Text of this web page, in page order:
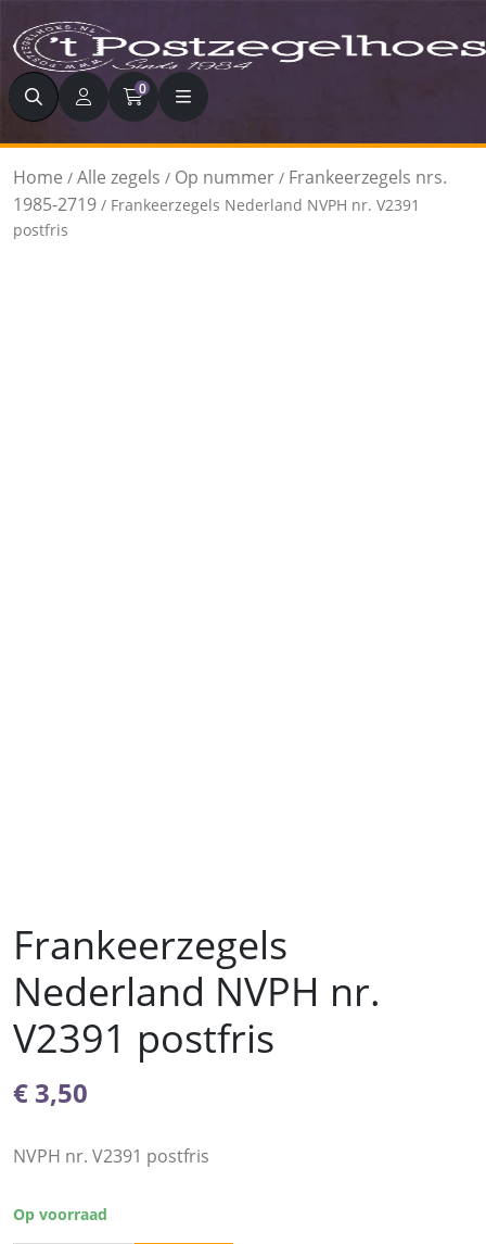
Zoeken 0
Home / Alle zegels / Op nummer / Frankeerzegels nrs.
1985-2719 / Frankeerzegels Nederland NVPH nr. V2391
postfris
Frankeerzegels
Nederland NVPH nr.
V2391 postfris
€ 3,50
NVPH nr. V2391 postfris
Op voorraad